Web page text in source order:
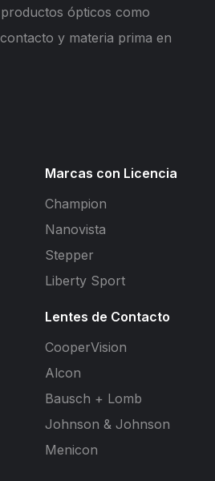
ópticos como
y materia prima en
Marcas con Licencia
Champion
Nanovista
Stepper
Liberty Sport
Lentes de Contacto
CooperVision
Alcon
Bausch + Lomb
Johnson & Johnson
Menicon